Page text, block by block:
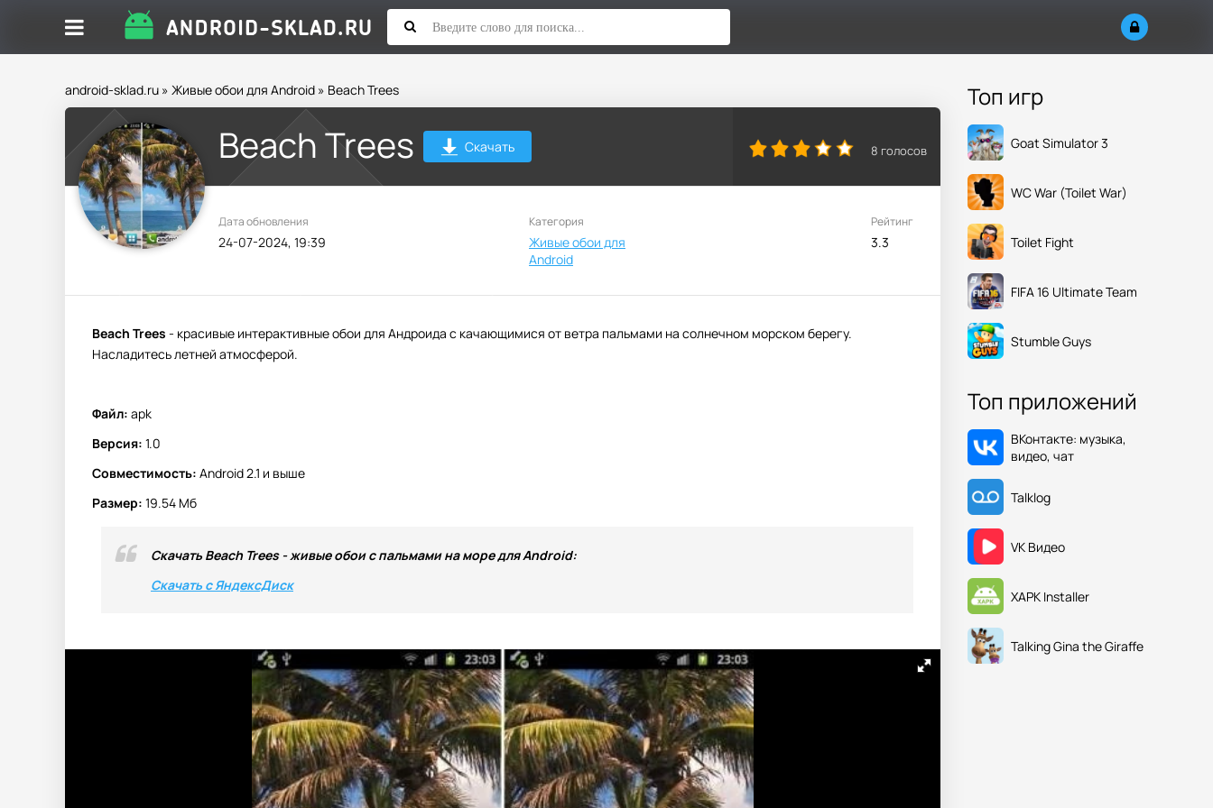
android-sklad.ru » Живые обои для Android » Beach Trees
Beach Trees Скачать 8 голосов
Дата обновления
24-07-2024, 19:39
Категория
Живые обои для
Android
Рейтинг
3.3
Beach Trees - красивые интерактивные обои для Андроида с качающимися от ветра пальмами на солнечном морском берегу.
Насладитесь летней атмосферой.
Файл: apk
Версия: 1.0
Совместимость: Android 2.1 и выше
Размер: 19.54 Мб
Скачать Beach Trees - живые обои с пальмами на море для Android:
Скачать с ЯндексДиск
Топ игр
Goat Simulator 3
WC War (Toilet War)
Toilet Fight
FIFA 16 Ultimate Team
Stumble Guys
Топ приложений
ВКонтакте: музыка,
видео, чат
Talklog
VK Видео
XAPK Installer
Talking Gina the Giraffe